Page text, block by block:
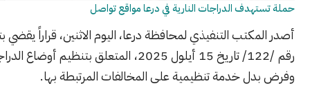
الدراجات النارية في درعا مواقع تواصل
التنفيذي لمحافظة درعا، اليوم الاثنين، قراراً يقضي بتعديل القرار
رقم /122/ تاريخ 15 أيلول 2025، المتعلق بتنظيم أوضاع الدراجات النارية،
خدمة تنظيمية على المخالفات المرتبطة بها.